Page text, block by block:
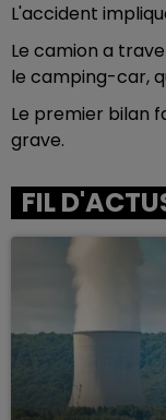
L'accident
Le camion a
le camping-car,
Le premier bilan
grave.
FIL